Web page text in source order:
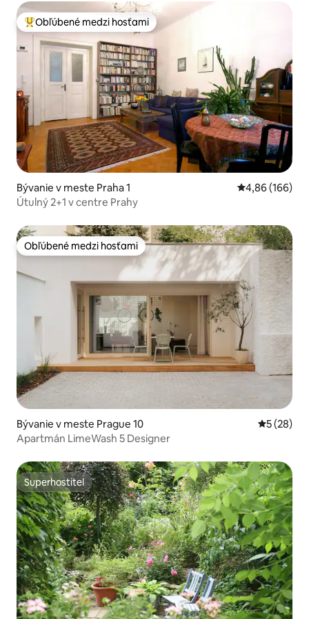
Najobľúbenejšie medzi hosťami
Obľúbené medzi hosťami
Bývanie v meste Praha 1 Priemerné
4,86 (166)
Útulný 2+1 v centre Prahy
Obľúbené medzi hosťami
Obľúbené medzi hosťami
Bývanie v meste Prague 10
5 (28)
Apartmán LimeWash 5 Designer
Superhostiteľ
Superhostiteľ